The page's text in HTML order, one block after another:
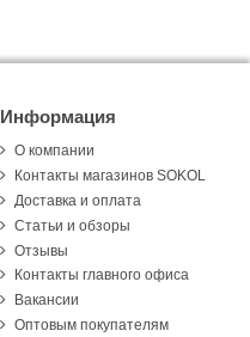
Информация
О компании
Контакты магазинов SOKOL
Доставка и оплата
Статьи и обзоры
Отзывы
Контакты главного офиса
Вакансии
Оптовым покупателям